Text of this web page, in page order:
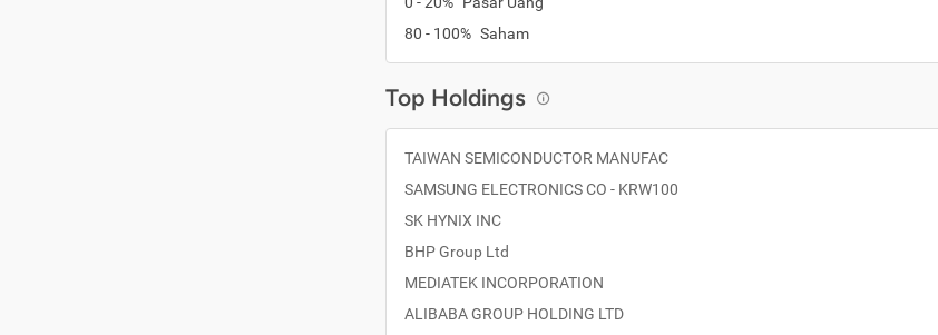
80 - 100% Saham
Top Holdings
TAIWAN SEMICONDUCTOR MANUFAC
SAMSUNG ELECTRONICS CO - KRW100
SK HYNIX INC
BHP Group Ltd
MEDIATEK INCORPORATION
ALIBABA GROUP HOLDING LTD